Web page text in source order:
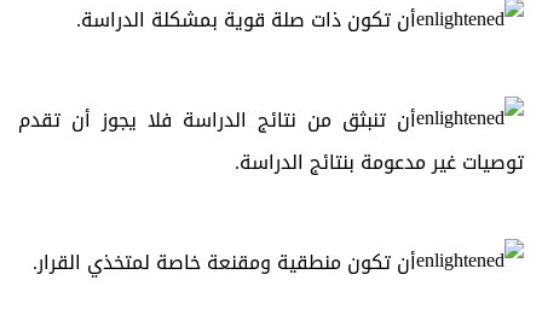
أن تكون ذات صلة قوية بمشكلة الدراسة.
أن تنبثق من نتائج الدراسة فلا يجوز أن تقدم
توصيات غير مدعومة بنتائج الدراسة.
أن تكون منطقية ومقنعة خاصة لمتخذي القرار.